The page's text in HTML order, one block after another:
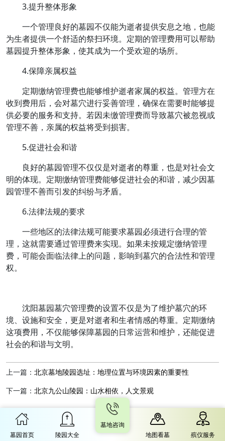
3.提升整体形象
一个管理良好的墓园不仅能为逝者提供安息之地，也能
为生者提供一个舒适的祭扫环境。定期的管理费用可以帮助
墓园提升整体形象，使其成为一个受欢迎的场所。
4.保障亲属权益
定期缴纳管理费也能够维护逝者家属的权益。管理方在
收到费用后，会对墓穴进行妥善管理，确保在需要时能够提
供必要的服务和支持。若因未缴管理费而导致墓穴被忽视或
管理不善，亲属的权益将受到损害。
5.促进社会和谐
良好的墓园管理不仅仅是对逝者的尊重，也是对社会文
明的体现。定期缴纳管理费能够促进社会的和谐，减少因墓
园管理不善而引发的纠纷与矛盾。
6.法律法规的要求
一些地区的法律法规可能要求墓园必须进行合理的管
理，这就需要通过管理费来实现。如果未按规定缴纳管理
费，可能会面临法律上的问题，影响到墓穴的合法性和管理
权。
沈阳墓园墓穴管理费的设置不仅是为了维护墓穴的环
境、设施和安全，更是对逝者和生者情感的尊重。定期缴纳
这项费用，不仅能够保障墓园的日常运营和维护，还能促进
社会的和谐与文明。
上一篇： 北京墓地陵园选址：地理位置与环境因素的重要性
下一篇： 北京九公山陵园：山水相依，人文景观
墓园首页 陵园大全
墓地咨询
地图看墓
殡仪服务